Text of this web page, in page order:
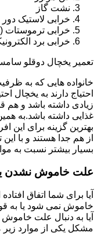
نشت گاز
خرابی لاستیک
خرابی ترموستات
خرابی برد
تعمیر یخچال دوقلو
خانواده هایی که به
احتیاج دارند به
زیادی داشته باشد و
غذایی داشته باشد.به
بهترین گزینه برای این
از هم جدا هستند و با
بسیار بیشتر نسبت به
علت خاموش نشدن
آیا برای شما اتفاق
خاموش نمی شود یا به
آیا به دنبال علت
مشکل یکی از موارد زیر